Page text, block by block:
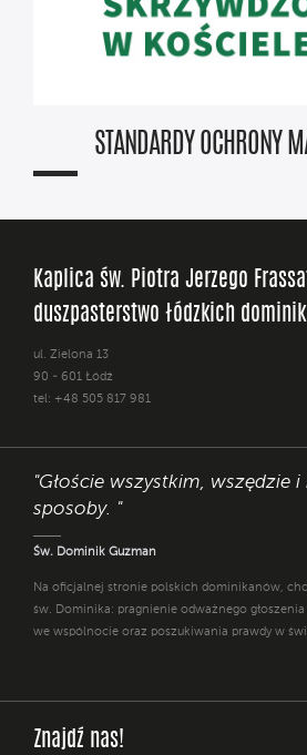
STANDARDY OCHRONY
Kaplica św. Piotra Jerzego
duszpasterstwo łódzkich
ul. Zielona 13
90 - 601 Łódź
tel: +48 505 817 981
"Głoście wszystkim, wszędzie
sposoby. "
Św. Dominik Guzman
Na oficjalnej stronie polskich dominikanów,
św. Dominika: pragnienie odważnego
we wspólnocie oraz poszukiwania prawdy w
Znajdź nas!